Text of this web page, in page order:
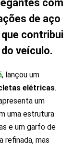
com
de aço
contribui
veículo.
, lançou um
elétricas.
um
uma estrutura
e um garfo de
refinada, mas